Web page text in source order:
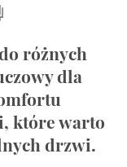
różnych
dla
które warto
drzwi.